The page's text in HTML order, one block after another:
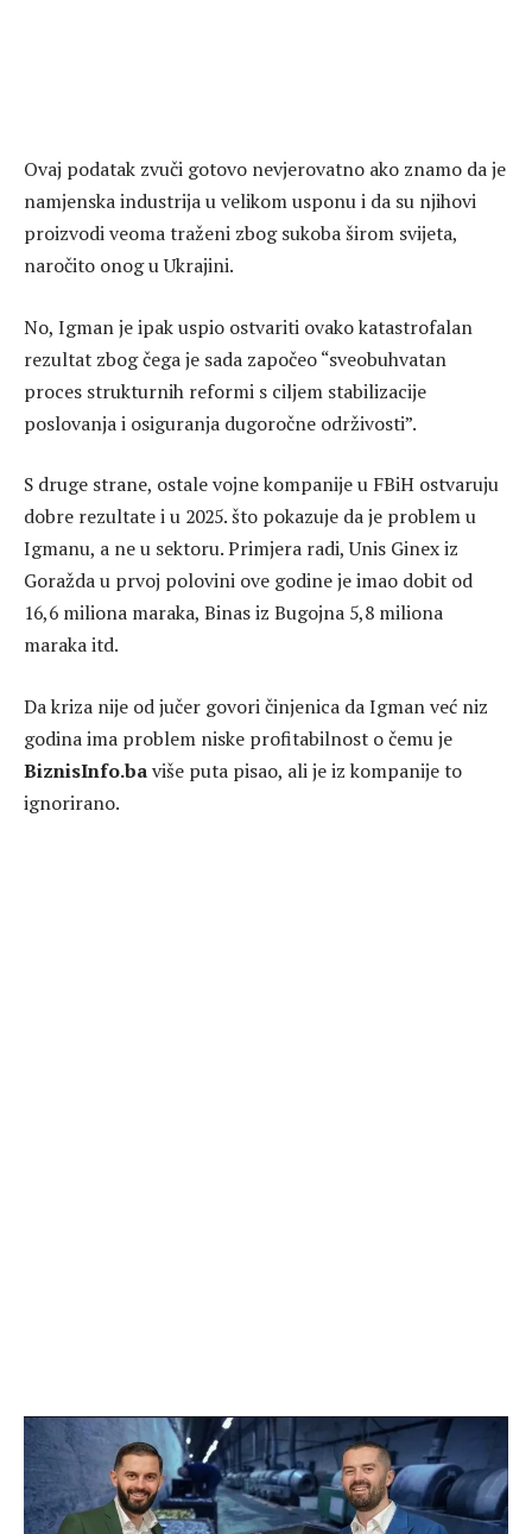
Ovaj podatak zvuči gotovo nevjerovatno ako znamo da je
namjenska industrija u velikom usponu i da su njihovi
proizvodi veoma traženi zbog sukoba širom svijeta,
naročito onog u Ukrajini.
No, Igman je ipak uspio ostvariti ovako katastrofalan
rezultat zbog čega je sada započeo “sveobuhvatan
proces strukturnih reformi s ciljem stabilizacije
poslovanja i osiguranja dugoročne održivosti”.
S druge strane, ostale vojne kompanije u FBiH ostvaruju
dobre rezultate i u 2025. što pokazuje da je problem u
Igmanu, a ne u sektoru. Primjera radi, Unis Ginex iz
Goražda u prvoj polovini ove godine je imao dobit od
16,6 miliona maraka, Binas iz Bugojna 5,8 miliona
maraka itd.
Da kriza nije od jučer govori činjenica da Igman već niz
godina ima problem niske profitabilnost o čemu je
BiznisInfo.baviše puta pisao, ali je iz kompanije to
ignorirano.